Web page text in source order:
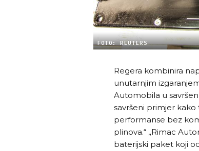
FOTO: REUTERS
Regera kombinira
unutarnjim
Automobila u
savršeni primjer
performanse bez
plinova.“ „Rimac
baterijski paket koji